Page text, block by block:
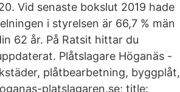
Vid senaste bokslut 2019 hade
i styrelsen är 66,7 % män
62 år. På Ratsit hittar du
Plåtslagare Höganäs -
plåtbearbetning, byggplåt,
platslagaren.se; title: